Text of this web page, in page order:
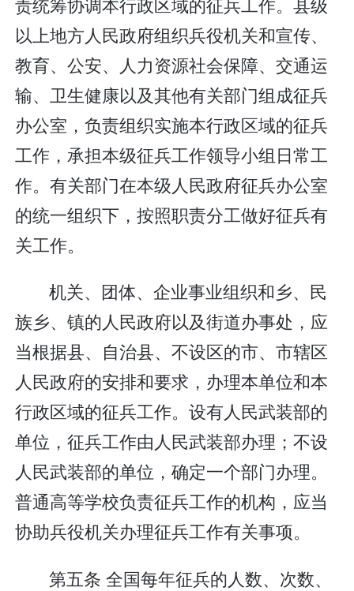
以上地方人民政府组织兵役机关和宣传、
教育、公安、人力资源社会保障、交通运
输、卫生健康以及其他有关部门组成征兵
办公室，负责组织实施本行政区域的征兵
工作，承担本级征兵工作领导小组日常工
作。有关部门在本级人民政府征兵办公室
的统一组织下，按照职责分工做好征兵有
关工作。
机关、团体、企业事业组织和乡、民
族乡、镇的人民政府以及街道办事处，应
当根据县、自治县、不设区的市、市辖区
人民政府的安排和要求，办理本单位和本
行政区域的征兵工作。设有人民武装部的
单位，征兵工作由人民武装部办理；不设
人民武装部的单位，确定一个部门办理。
普通高等学校负责征兵工作的机构，应当
协助兵役机关办理征兵工作有关事项。
第五条 全国每年征兵的人数、次数、